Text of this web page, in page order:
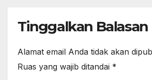
Tinggalkan Balasan
Alamat email Anda tidak akan
Ruas yang wajib ditandai *